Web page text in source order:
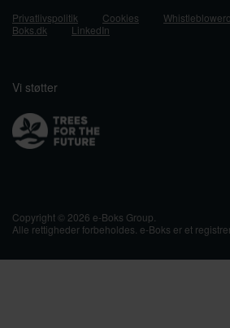
Privatlivspolitik Cookies
Boks.dk
LinkedIn
Vi støtter
Copyright © 2026 e-Boks Group.
Alle rettigheder forbeholdes. e-Boks er et